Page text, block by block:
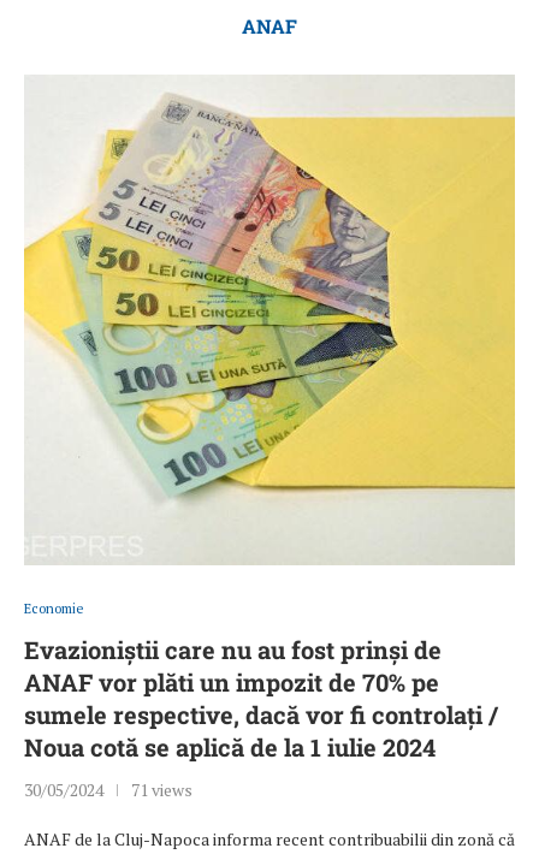
ANAF
Economie
Evazioniștii care nu au fost prinși de
ANAF vor plăti un impozit de 70% pe
sumele respective, dacă vor fi controlați /
Noua cotă se aplică de la 1 iulie 2024
30/05/2024 71 views
ANAF de la Cluj-Napoca informa recent contribuabilii din zonă că